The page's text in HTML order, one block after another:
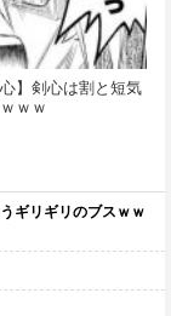
心】剣心は割と短気
ｗｗ
ギリギリのブスｗｗ